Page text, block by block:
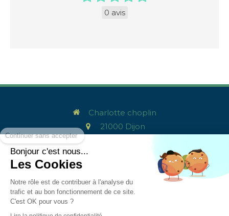
0 avis
Charlotte choplin
21000 Dijon
contact@charlottechoplin.com
SIREN: 79954686600010
Plan du site
Bonjour c'est nous...
Les Cookies
Notre rôle est de contribuer à l'analyse du
trafic et au bon fonctionnement de ce site.
C'est OK pour vous ?